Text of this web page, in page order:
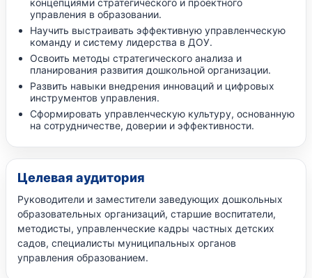
управления в образовании.
Научить выстраивать эффективную управленческую
команду и систему лидерства в ДОУ.
Освоить методы стратегического анализа и
планирования развития дошкольной организации.
Развить навыки внедрения инноваций и цифровых
инструментов управления.
Сформировать управленческую культуру, основанную
на сотрудничестве, доверии и эффективности.
Целевая аудитория
Руководители и заместители заведующих дошкольных
образовательных организаций, старшие воспитатели,
методисты, управленческие кадры частных детских
садов, специалисты муниципальных органов
управления образованием.